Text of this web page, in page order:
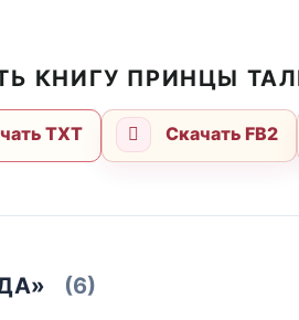
КНИГУ ПРИНЦЫ
TXT Скачать FB2
(6)